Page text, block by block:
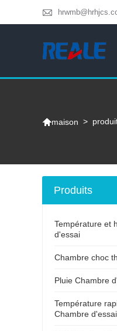

maison >
Produits
Température et
d'essai
Chambre choc
Pluie Chambre
Température
Chambre d'essai